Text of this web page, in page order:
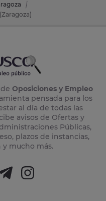
Oposiciones y Empleo
pensada para los
al día de todas las
avisos de Ofertas y
Públicas,
plazos de instancias,
mucho más.